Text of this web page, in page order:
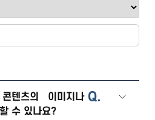
Q.
텐츠의 이미지나
수 있나요?